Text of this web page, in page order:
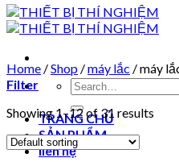
Search
for:
TRANG CHỦ
SẢN PHẨM
liên hệ
Home /Shop /máy lắc /máy
Filter
Showing 1–12 of 31 results